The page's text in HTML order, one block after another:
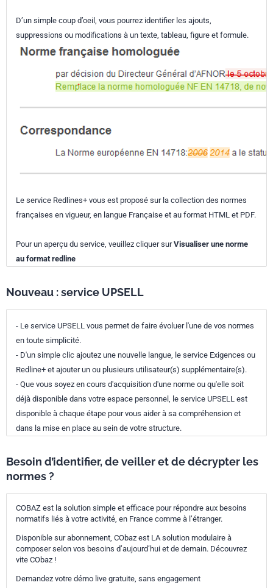
D’un simple coup d’oeil, vous pourrez identifier les ajouts,
suppressions ou modifications à un texte, tableau, figure et formule.
Le service Redlines+ vous est proposé sur la collection des normes
françaises en vigueur, en langue Française et au format HTML et PDF.
Pour un aperçu du service, veuillez cliquer surVisualiser une norme
au format redline
Nouveau : service UPSELL
- Le service UPSELL vous permet de faire évoluer l'une de vos normes
en toute simplicité.
- D'un simple clic ajoutez une nouvelle langue, le service Exigences ou
Redline+ et ajouter un ou plusieurs utilisateur(s) supplémentaire(s).
- Que vous soyez en cours d'acquisition d'une norme ou qu'elle soit
déjà disponible dans votre espace personnel, le service UPSELL est
disponible à chaque étape pour vous aider à sa compréhension et
dans la mise en place au sein de votre structure.
Besoin d’identifier, de veiller et de décrypter les
normes ?
COBAZ est la solution simple et efficace pour répondre aux besoins
normatifs liés à votre activité, en France comme à l’étranger.
Disponible sur abonnement, CObaz est LA solution modulaire à
composer selon vos besoins d’aujourd’hui et de demain. Découvrez
vite CObaz !
Demandez votre démo live gratuite, sans engagement